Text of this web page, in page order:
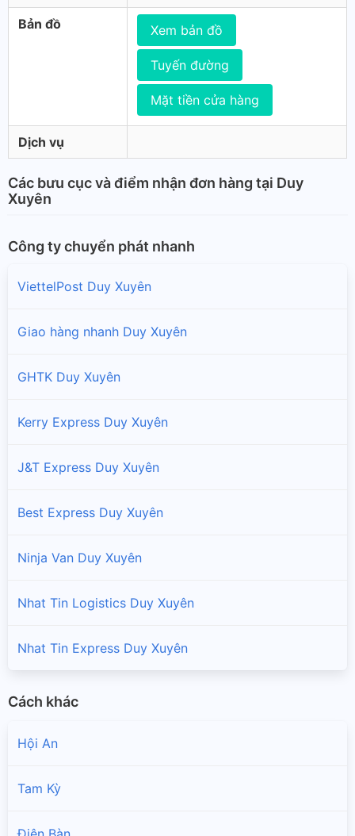
Bản đồ Xem bản đồ
Tuyến đường
Mặt tiền cửa hàng
Dịch vụ
Các bưu cục và điểm nhận đơn hàng tại Duy
Xuyên
Công ty chuyển phát nhanh
ViettelPost Duy Xuyên
Giao hàng nhanh Duy Xuyên
GHTK Duy Xuyên
Kerry Express Duy Xuyên
J&T Express Duy Xuyên
Best Express Duy Xuyên
Ninja Van Duy Xuyên
Nhat Tin Logistics Duy Xuyên
Nhat Tin Express Duy Xuyên
Cách khác
Hội An
Tam Kỳ